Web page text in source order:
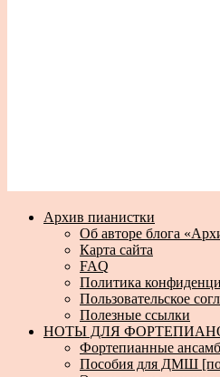
Архив пианистки
Об авторе блога
Карта сайта
FAQ
Политика
Пользовательское
Полезные ссылки
НОТЫ ДЛЯ
Фортепианные
Пособия для ДМШ